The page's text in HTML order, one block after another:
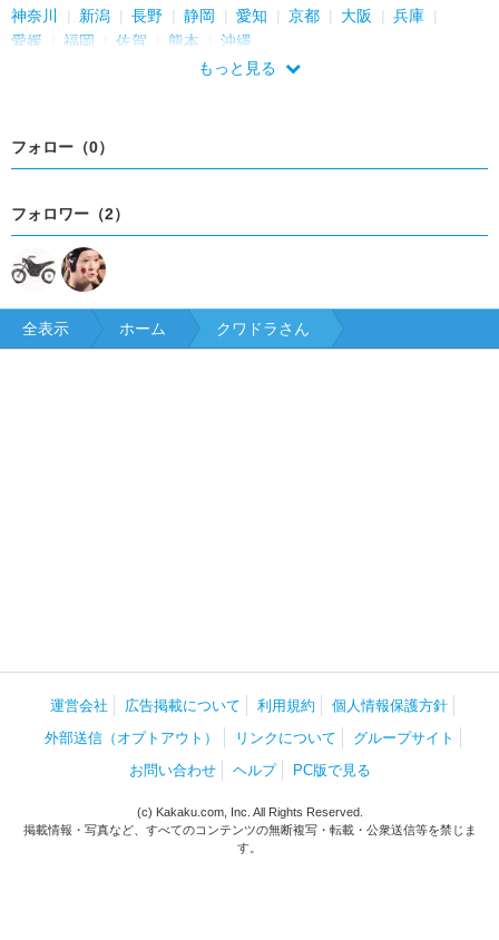
神奈川
新潟 長野 静岡 愛知 京都 大阪
兵庫
愛媛
福岡 佐賀 熊本
沖縄
もっと見る
フォロー（0）
フォロワー（2）
全表示 ホーム クワドラさん
運営会社 広告掲載について 利用規約
個人情報保護方針
外部送信（オプトアウト）
リンクについて
グループサイト
お問い合わせ
ヘルプ PC版で見る
(c) Kakaku.com, Inc. All Rights Reserved.
掲載情報・写真など、すべてのコンテンツの無断複写・転載・公衆送信等を禁じま
す。